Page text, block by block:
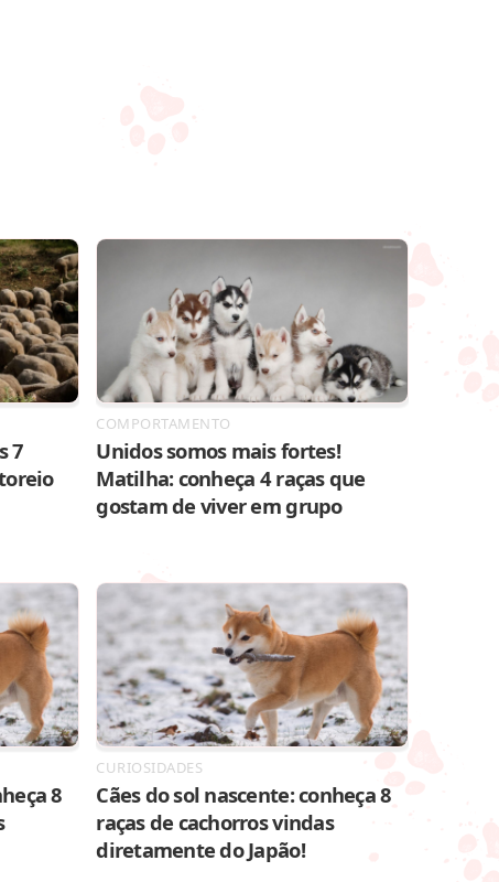
7
COMPORTAMENTO
Unidos somos mais fortes!
Matilha: conheça 4 raças que
gostam de viver em grupo
8
CURIOSIDADES
Cães do sol nascente: conheça 8
raças de cachorros vindas
diretamente do Japão!